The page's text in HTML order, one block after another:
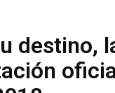
destino,